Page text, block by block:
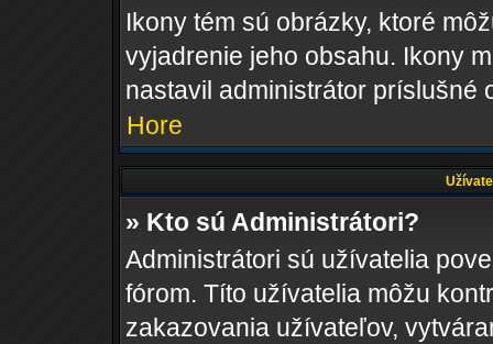
Ikony tém sú obrázky, ktoré
vyjadrenie jeho obsahu. Ikony
nastavil administrátor príslušné
Hore
» Kto sú Administrátori?
Administrátori sú užívatelia
fórom. Títo užívatelia môžu
zakazovania užívateľov,